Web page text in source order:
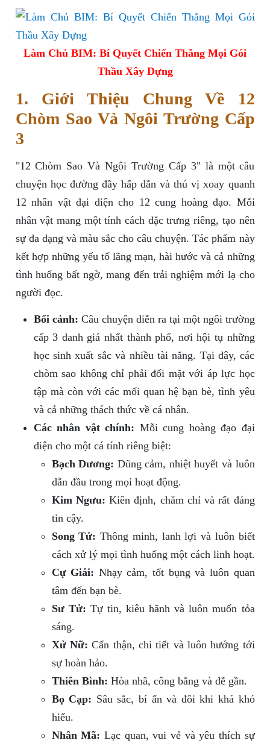
Làm Chủ BIM: Bí Quyết Chiến Thắng Mọi Gói
Thầu Xây Dựng
1. Giới Thiệu Chung Về 12
Chòm Sao Và Ngôi Trường Cấp
3
"12 Chòm Sao Và Ngôi Trường Cấp 3" là một câu
chuyện học đường đầy hấp dẫn và thú vị xoay quanh
12 nhân vật đại diện cho 12 cung hoàng đạo. Mỗi
nhân vật mang một tính cách đặc trưng riêng, tạo nên
sự đa dạng và màu sắc cho câu chuyện. Tác phẩm này
kết hợp những yếu tố lãng mạn, hài hước và cả những
tình huống bất ngờ, mang đến trải nghiệm mới lạ cho
người đọc.
Bối cảnh: Câu chuyện diễn ra tại một ngôi trường
cấp 3 danh giá nhất thành phố, nơi hội tụ những
học sinh xuất sắc và nhiều tài năng. Tại đây, các
chòm sao không chỉ phải đối mặt với áp lực học
tập mà còn với các mối quan hệ bạn bè, tình yêu
và cả những thách thức về cá nhân.
Các nhân vật chính: Mỗi cung hoàng đạo đại
diện cho một cá tính riêng biệt:
Bạch Dương: Dũng cảm, nhiệt huyết và luôn
dẫn đầu trong mọi hoạt động.
Kim Ngưu: Kiên định, chăm chỉ và rất đáng
tin cậy.
Song Tử: Thông minh, lanh lợi và luôn biết
cách xử lý mọi tình huống một cách linh hoạt.
Cự Giải: Nhạy cảm, tốt bụng và luôn quan
tâm đến bạn bè.
Sư Tử: Tự tin, kiêu hãnh và luôn muốn tỏa
sáng.
Xử Nữ: Cẩn thận, chi tiết và luôn hướng tới
sự hoàn hảo.
Thiên Bình: Hòa nhã, công bằng và dễ gần.
Bọ Cạp: Sâu sắc, bí ẩn và đôi khi khá khó
hiểu.
Nhân Mã: Lạc quan, vui vẻ và yêu thích sự